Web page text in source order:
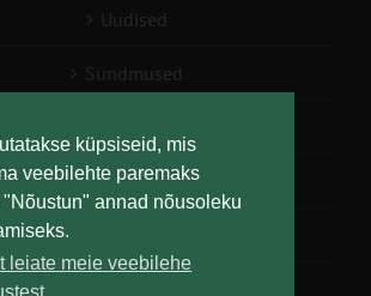
küpsiseid, mis
veebilehte paremaks
annad nõusoleku
leiate meie veebilehe
Uudised
Sündmused
Teabesalv
Liitu uudiskirjaga